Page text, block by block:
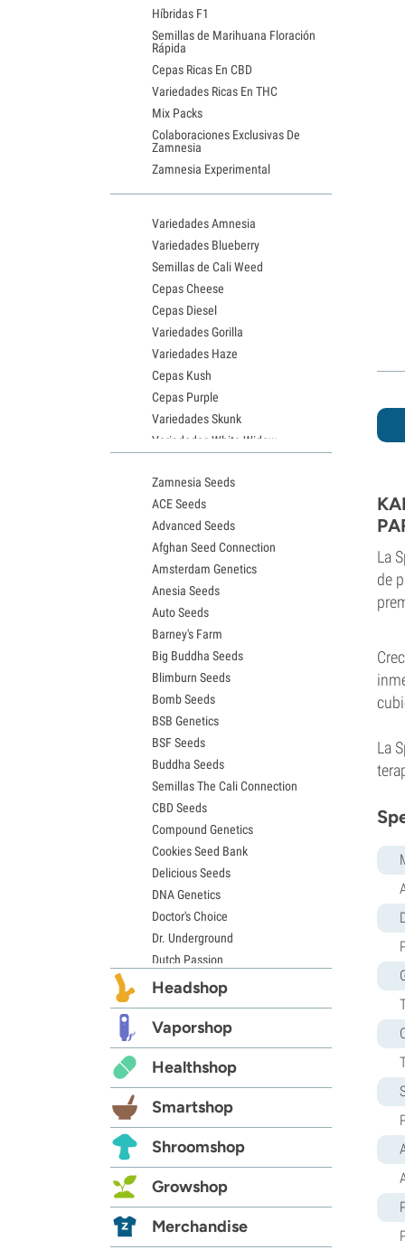
L a
de
La
Híbridas F1
Semillas de Marihuana Floración
Rápida
Cepas Ricas En CBD
Variedades Ricas En THC
Mix Packs
Colaboraciones Exclusivas De
Zamnesia
Zamnesia Experimental
Variedades Amnesia
Variedades Blueberry
Semillas de Cali Weed
Cepas Cheese
Cepas Diesel
Variedades Gorilla
Variedades Haze
Cepas Kush
Cepas Purple
Variedades Skunk
Variedades White Widow
Semillas de Granddaddy Purple
Semillas de OG Kush
Semillas de Blue Dream
Semillas de Lemon Haze
Semillas de Bruce Banner
Semillas de Gelato
Semillas de Sour Diesel
Semillas de Jack Herer
Semillas de Girl Scout Cookies
Semillas de Wedding Cake
Semillas de Zkittlez
Semillas de Pineapple Express
Semillas de Chemdawg
Semillas de Hindu Kush
Semillas de Mimosa
Zamnesia Seeds
ACE Seeds
Advanced Seeds
Afghan Seed Connection
Amsterdam Genetics
Anesia Seeds
Auto Seeds
Barney's Farm
Big Buddha Seeds
Blimburn Seeds
Bomb Seeds
BSB Genetics
BSF Seeds
Buddha Seeds
Semillas The Cali Connection
CBD Seeds
Compound Genetics
Cookies Seed Bank
Delicious Seeds
DNA Genetics
Doctor's Choice
Dr. Underground
Dutch Passion
Elite Seeds
Exotic Seed
Expert Seeds
FastBuds
Female Seeds
French Touch Seeds
Garden of Green
GeneSeeds
G13 Labs
Grass-O-Matic
Headshop
Vaporshop
Healthshop
Smartshop
Shroomshop
Growshop
Merchandise